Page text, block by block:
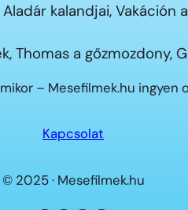
kalandjai, Vakáción
Thomas a gőzmozdony,
– Mesefilmek.hu ingyen
Kapcsolat
© 2025 · Mesefilmek.hu